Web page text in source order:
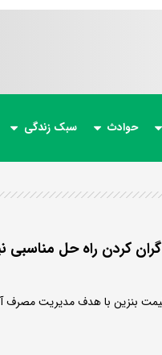
حوادث سبک زندگی
کردن راه حل
بنزین با هدف مدیریت مصرف